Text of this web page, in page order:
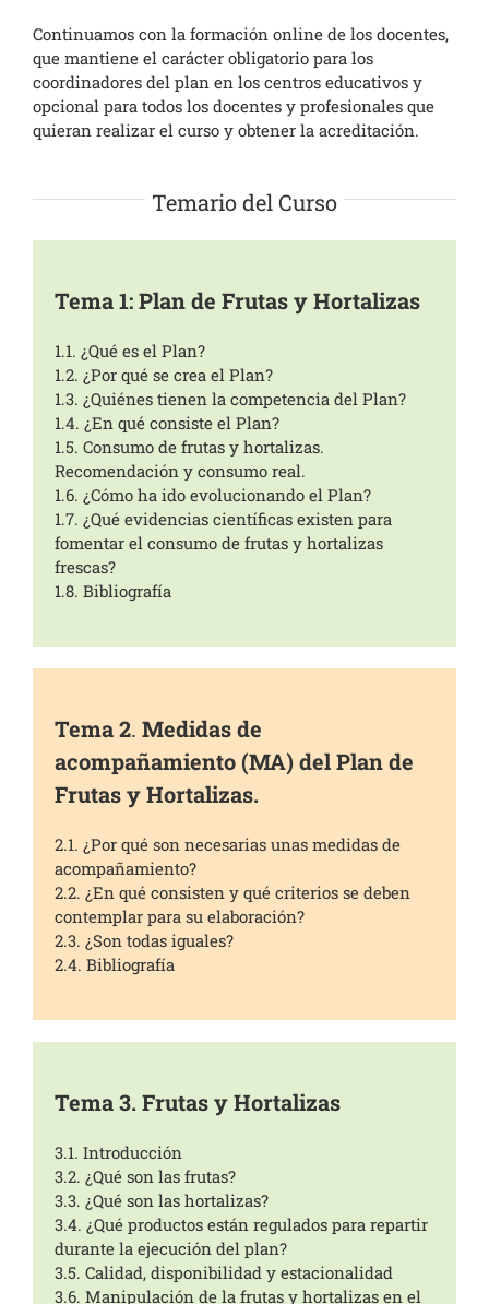
Continuamos con la formación online de los docentes,
que mantiene el carácter obligatorio para los
coordinadores del plan en los centros educativos y
opcional para todos los docentes y profesionales que
quieran realizar el curso y obtener la acreditación.
Temario del Curso
Tema 1: Plan de Frutas y Hortalizas
1.1. ¿Qué es el Plan?
1.2. ¿Por qué se crea el Plan?
1.3. ¿Quiénes tienen la competencia del Plan?
1.4. ¿En qué consiste el Plan?
1.5. Consumo de frutas y hortalizas.
Recomendación y consumo real.
1.6. ¿Cómo ha ido evolucionando el Plan?
1.7. ¿Qué evidencias científicas existen para
fomentar el consumo de frutas y hortalizas
frescas?
1.8. Bibliografía
Tema 2. Medidas de
acompañamiento (MA) del Plan de
Frutas y Hortalizas.
2.1. ¿Por qué son necesarias unas medidas de
acompañamiento?
2.2. ¿En qué consisten y qué criterios se deben
contemplar para su elaboración?
2.3. ¿Son todas iguales?
2.4. Bibliografía
Tema 3. Frutas y Hortalizas
3.1. Introducción
3.2. ¿Qué son las frutas?
3.3. ¿Qué son las hortalizas?
3.4. ¿Qué productos están regulados para repartir
durante la ejecución del plan?
3.5. Calidad, disponibilidad y estacionalidad
3.6. Manipulación de la frutas y hortalizas en el